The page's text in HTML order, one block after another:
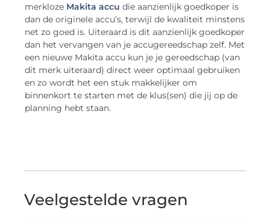
merkloze Makita accu die aanzienlijk goedkoper is
dan de originele accu’s, terwijl de kwaliteit minstens
net zo goed is. Uiteraard is dit aanzienlijk goedkoper
dan het vervangen van je accugereedschap zelf. Met
een nieuwe Makita accu kun je je gereedschap (van
dit merk uiteraard) direct weer optimaal gebruiken
en zo wordt het een stuk makkelijker om
binnenkort te starten met de klus(sen) die jij op de
planning hebt staan.
Veelgestelde vragen